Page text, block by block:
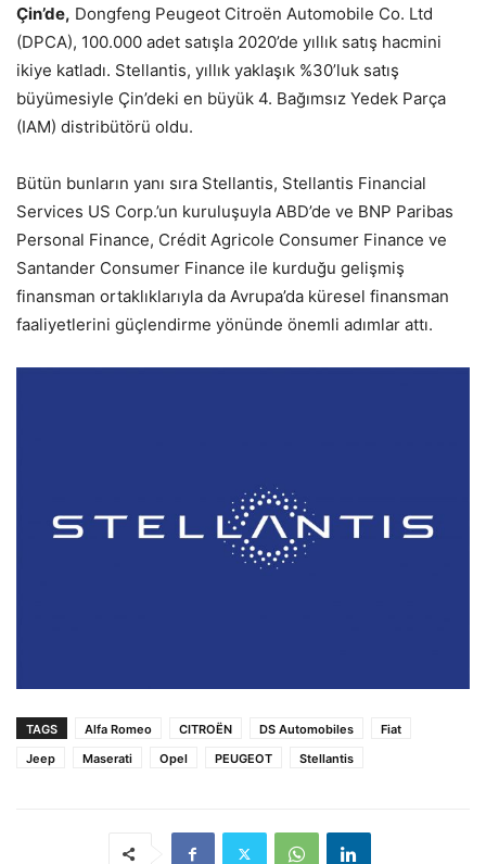
Çin’de, Dongfeng Peugeot Citroën Automobile Co. Ltd
(DPCA), 100.000 adet satışla 2020’de yıllık satış hacmini
ikiye katladı. Stellantis, yıllık yaklaşık %30’luk satış
büyümesiyle Çin’deki en büyük 4. Bağımsız Yedek Parça
(IAM) distribütörü oldu.
Bütün bunların yanı sıra Stellantis, Stellantis Financial
Services US Corp.’un kuruluşuyla ABD’de ve BNP Paribas
Personal Finance, Crédit Agricole Consumer Finance ve
Santander Consumer Finance ile kurduğu gelişmiş
finansman ortaklıklarıyla da Avrupa’da küresel finansman
faaliyetlerini güçlendirme yönünde önemli adımlar attı.
TAGS Alfa Romeo CITROËN DS Automobiles
Fiat
Jeep
Maserati Opel PEUGEOT Stellantis